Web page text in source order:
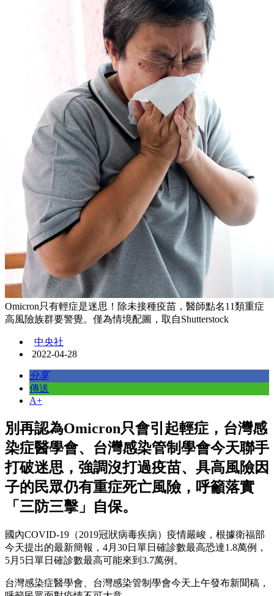
Omicron只有輕症是迷思！除未接種疫苗，醫師點名11類重症
高風險族群要警覺。僅為情境配圖，取自Shutterstock
中央社
2022-04-28
分享
傳送
A+
別再認為Omicron只會引起輕症，台灣感
染症醫學會、台灣感染管制學會今天聯手
打破迷思，強調沒打過疫苗、具高風險因
子的民眾仍有重症死亡風險，呼籲落實
「三防三擊」自保。
國內COVID-19（2019冠狀病毒疾病）疫情嚴峻，根據衛福部
今天提出的最新簡報，4月30日單日確診數最高恐達1.8萬例，
5月5日單日確診數最高可能來到3.7萬例。
台灣感染症醫學會、台灣感染管制學會今天上午發布新聞稿，